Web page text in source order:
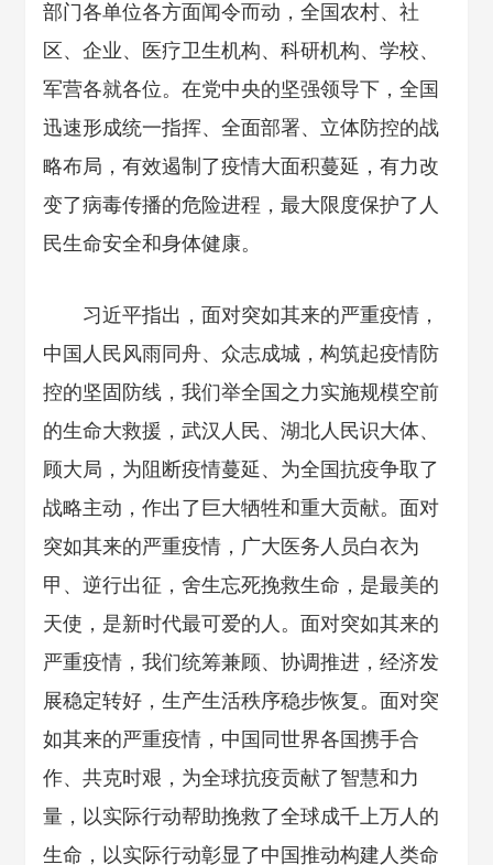
部门各单位各方面闻令而动，全国农村、社
区、企业、医疗卫生机构、科研机构、学校、
军营各就各位。在党中央的坚强领导下，全国
迅速形成统一指挥、全面部署、立体防控的战
略布局，有效遏制了疫情大面积蔓延，有力改
变了病毒传播的危险进程，最大限度保护了人
民生命安全和身体健康。
习近平指出，面对突如其来的严重疫情，
中国人民风雨同舟、众志成城，构筑起疫情防
控的坚固防线，我们举全国之力实施规模空前
的生命大救援，武汉人民、湖北人民识大体、
顾大局，为阻断疫情蔓延、为全国抗疫争取了
战略主动，作出了巨大牺牲和重大贡献。面对
突如其来的严重疫情，广大医务人员白衣为
甲、逆行出征，舍生忘死挽救生命，是最美的
天使，是新时代最可爱的人。面对突如其来的
严重疫情，我们统筹兼顾、协调推进，经济发
展稳定转好，生产生活秩序稳步恢复。面对突
如其来的严重疫情，中国同世界各国携手合
作、共克时艰，为全球抗疫贡献了智慧和力
量，以实际行动帮助挽救了全球成千上万人的
生命，以实际行动彰显了中国推动构建人类命